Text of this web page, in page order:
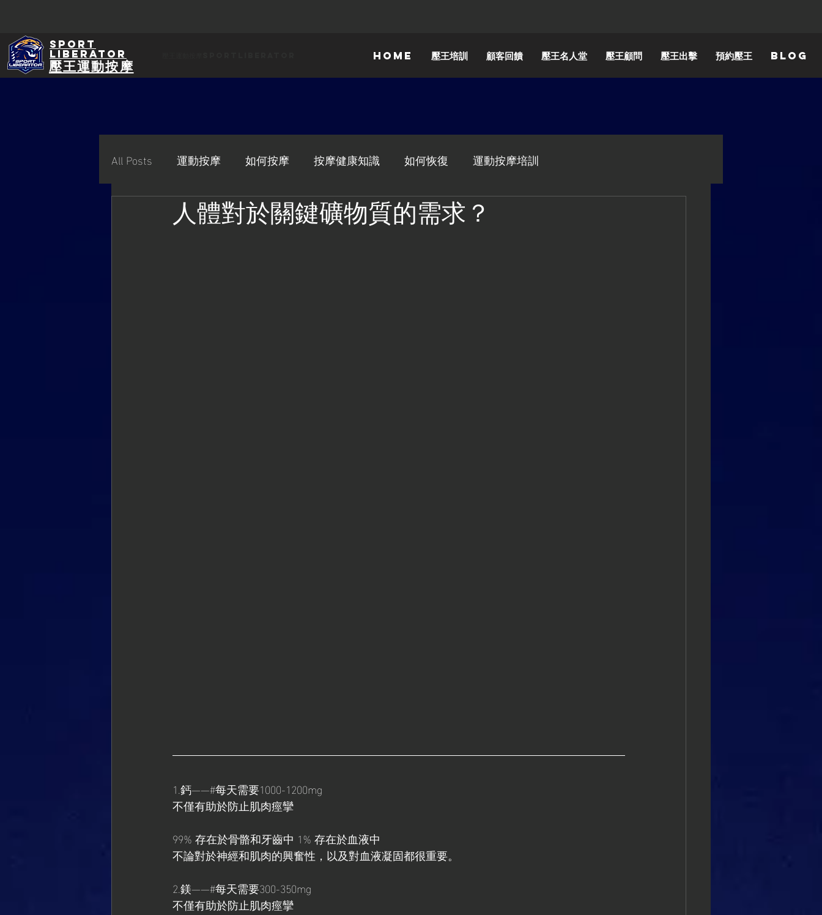
壓王運動按摩
Sport
Liberator HOME 壓王培訓 顧客回饋 壓王名人堂 壓王顧問 壓王出擊 預約壓王 Blog
All Posts 運動按摩 如何按摩 按摩健康知識 如何恢復 運動按摩培訓
人體對於關鍵礦物質的需求？
1.鈣——#每天需要1000-1200mg
不僅有助於防止肌肉痙攣
99% 存在於骨骼和牙齒中 1% 存在於血液中
不論對於神經和肌肉的興奮性，以及對血液凝固都很重要。
2.鎂——#每天需要300-350mg
不僅有助於防止肌肉痙攣